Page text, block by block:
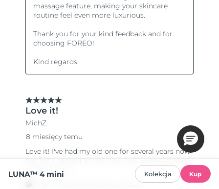
LUNA™ 4 mini Kolekcja Kup